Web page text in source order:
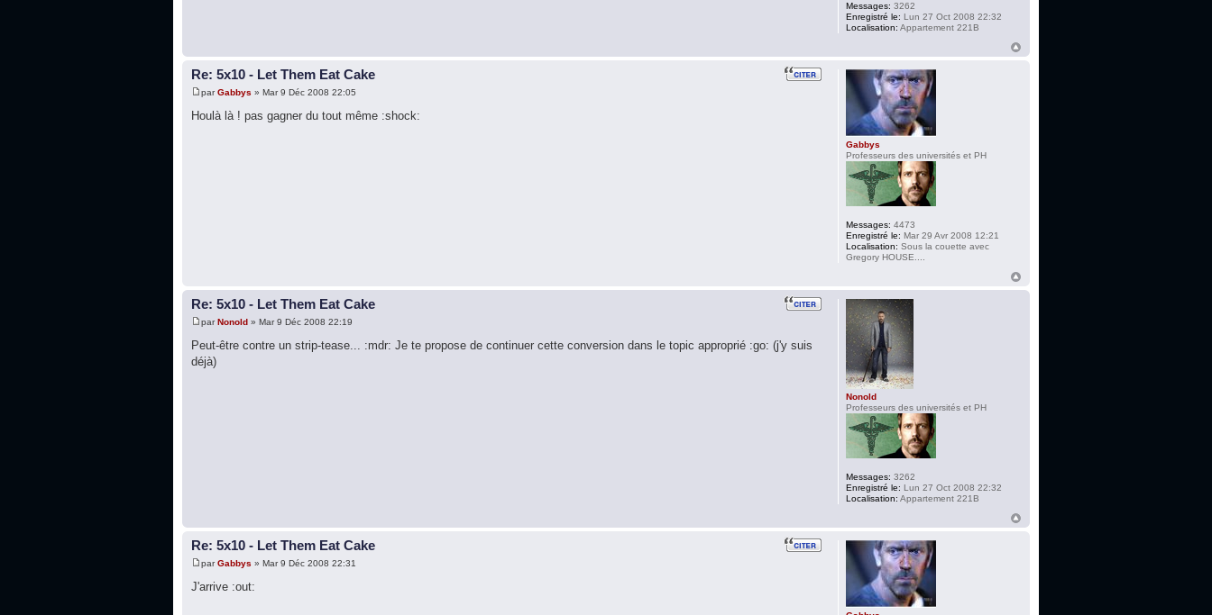
Messages: 3262
Enregistré le: Lun 27 Oct 2008 22:32
Localisation: Appartement 221B
Re: 5x10 - Let Them Eat Cake
parGabbys » Mar 9 Déc 2008 22:05
Houlà là ! pas gagner du tout même :shock:
Gabbys
Professeurs des universités et PH
Messages: 4473
Enregistré le: Mar 29 Avr 2008 12:21
Localisation: Sous la couette avec
Gregory HOUSE....
Re: 5x10 - Let Them Eat Cake
parNonold » Mar 9 Déc 2008 22:19
Peut-être contre un strip-tease... :mdr: Je te propose de continuer cette conversion dans le topic approprié :go: (j'y suis
déjà)
Nonold
Professeurs des universités et PH
Messages: 3262
Enregistré le: Lun 27 Oct 2008 22:32
Localisation: Appartement 221B
Re: 5x10 - Let Them Eat Cake
parGabbys » Mar 9 Déc 2008 22:31
J'arrive :out: